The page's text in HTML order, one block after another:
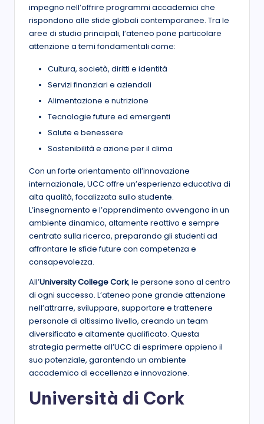
impegno nell’offrire programmi accademici che
rispondono alle sfide globali contemporanee. Tra le
aree di studio principali, l’ateneo pone particolare
attenzione a temi fondamentali come:
Cultura, società, diritti e identità
Servizi finanziari e aziendali
Alimentazione e nutrizione
Tecnologie future ed emergenti
Salute e benessere
Sostenibilità e azione per il clima
Con un forte orientamento all’innovazione
internazionale, UCC offre un’esperienza educativa di
alta qualità, focalizzata sullo studente.
L’insegnamento e l’apprendimento avvengono in un
ambiente dinamico, altamente reattivo e sempre
centrato sulla ricerca, preparando gli studenti ad
affrontare le sfide future con competenza e
consapevolezza.
All’University College Cork, le persone sono al centro
di ogni successo. L’ateneo pone grande attenzione
nell’attrarre, sviluppare, supportare e trattenere
personale di altissimo livello, creando un team
diversificato e altamente qualificato. Questa
strategia permette all’UCC di esprimere appieno il
suo potenziale, garantendo un ambiente
accademico di eccellenza e innovazione.
Università di Cork